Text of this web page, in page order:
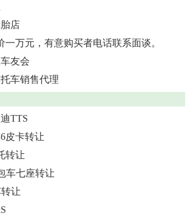
店
一万元，有意购买者电话联系面谈。
友会
车销售代理
TTS
皮卡转让
转让
车七座转让
让